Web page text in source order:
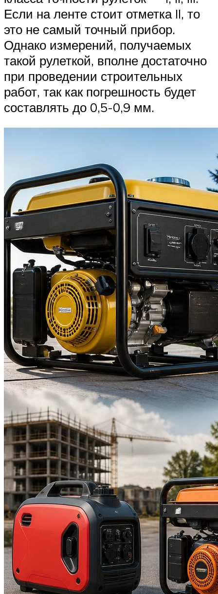
Если на ленте стоит отметка II, то
это не самый точный прибор.
Однако измерений, получаемых
такой рулеткой, вполне достаточно
при проведении строительных
работ, так как погрешность будет
составлять до 0,5-0,9 мм.